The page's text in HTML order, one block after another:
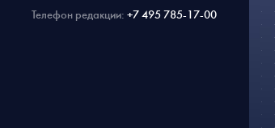
Телефон редакции: +7 495 785-17-00